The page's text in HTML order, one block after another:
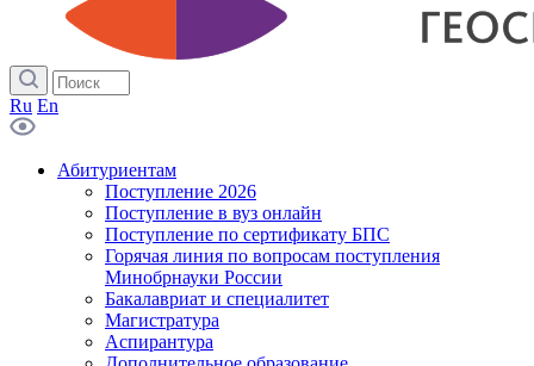
Ru En
Абитуриентам
Поступление 2026
Поступление в вуз онлайн
Поступление по сертификату БПС
Горячая линия по вопросам поступления
Минобрнауки России
Бакалавриат и специалитет
Магистратура
Аспирантура